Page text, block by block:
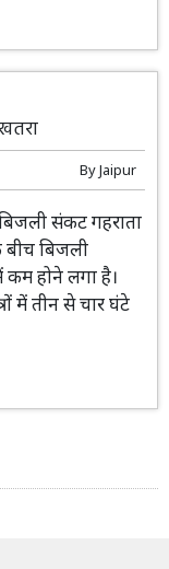
ByJaipur
संकट गहराता
बीच बिजली
कम होने लगा है।
में तीन से चार घंटे